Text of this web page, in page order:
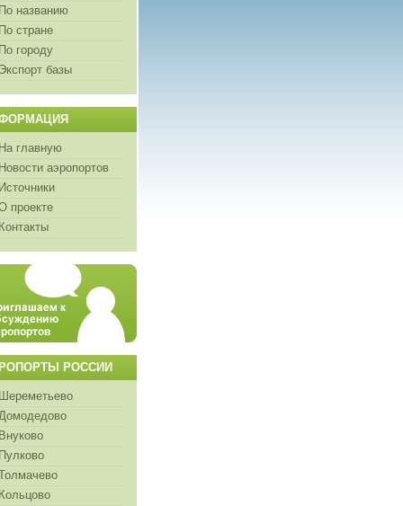
По названию
По стране
По городу
Экспорт базы
На главную
Новости аэропортов
Источники
проекте
Контакты
РОССИИ
Шереметьево
Внуково
Пулково
Кольцово